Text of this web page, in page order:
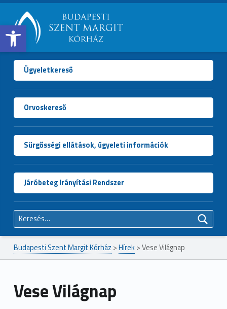
Open toolbar
BUDAPESTI
SZENT
MARGIT
KÓRHÁZ
Ügyeletkereső
Orvoskereső
Sürgősségi ellátások, ügyeleti információk
Járóbeteg Irányítási Rendszer
Keresés:
Budapesti Szent Margit Kórház >Hírek>Vese Világnap
Vese Világnap